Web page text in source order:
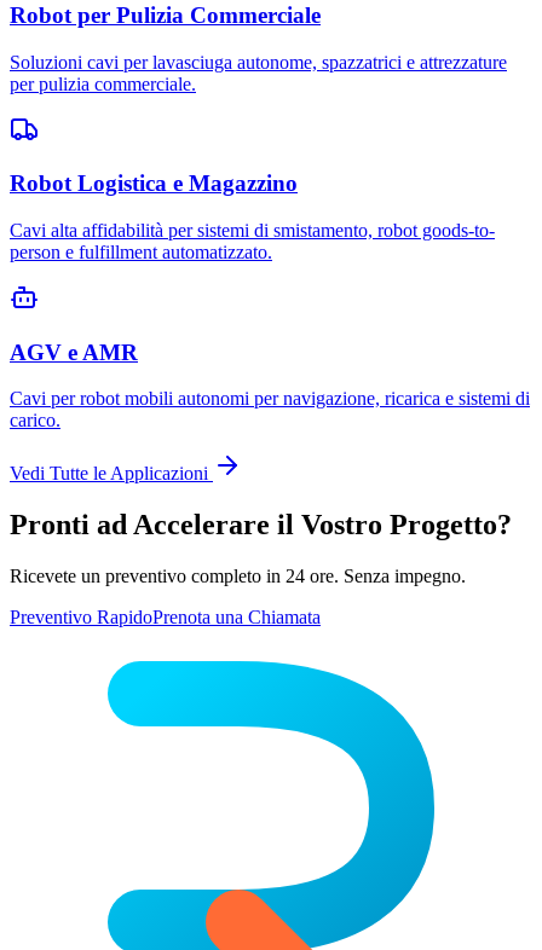
Robot per Pulizia Commerciale
Soluzioni cavi per lavasciuga autonome, spazzatrici e attrezzature
per pulizia commerciale.
Robot Logistica e Magazzino
Cavi alta affidabilità per sistemi di smistamento, robot goods-to-
person e fulfillment automatizzato.
AGV e AMR
Cavi per robot mobili autonomi per navigazione, ricarica e sistemi di
carico.
Vedi Tutte le Applicazioni
Pronti ad Accelerare il Vostro Progetto?
Ricevete un preventivo completo in 24 ore. Senza impegno.
Preventivo RapidoPrenota una Chiamata